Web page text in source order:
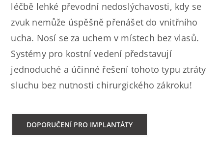
léčbě lehké převodní nedoslýchavosti, kdy se
zvuk nemůže úspěšně přenášet do vnitřního
ucha. Nosí se za uchem v místech bez vlasů.
Systémy pro kostní vedení představují
jednoduché a účinné řešení tohoto typu ztráty
sluchu bez nutnosti chirurgického zákroku!
DOPORUČENÍ PRO IMPLANTÁTY